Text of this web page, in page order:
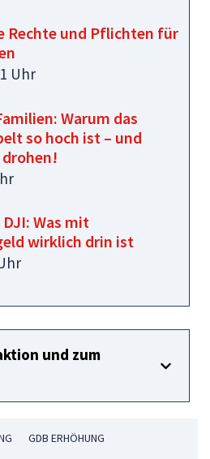
Rechte und Pflichten für
Uhr
Warum das
so hoch ist – und
Was mit
wirklich drin ist
und zum
GDB ERHÖHUNG